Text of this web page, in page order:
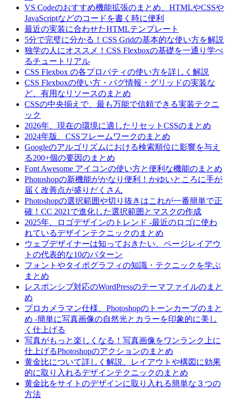
VS Codeのおすすめ機能拡張のまとめ、HTMLやCSSや
JavaScriptなどのコードを書く時に便利
最近の実装に合わせたHTMLテンプレート
5分で完璧に分かる！CSS Gridの基本的な使い方を解説
独学の人にオススメ！CSS Flexboxの基礎を一通り学べ
るチュートリアル
CSS Flexbox の各プロパティの使い方を詳しく解説
CSS Flexboxの使い方・バグ情報・グリッドの実装な
ど、有用なリソースのまとめ
CSSの中央揃えで、最も万能で信頼できる実装テクニ
ック
2026年、現在の環境に適したリセットCSSのまとめ
2024年版、CSSフレームワークのまとめ
Googleのアルゴリズムにおける検索順位に影響を与え
る200+個の要因のまとめ
Font Awesome アイコンの使い方と便利な機能のまとめ
Photoshopの新機能がかなり便利！かゆいところに手が
届く改善点が盛りだくさん
Photoshopの選択範囲や切り抜きはこれが一番簡単で正
確！CC 2021で進化した選択範囲とマスクの作成
2025年、ロゴデザインのトレンド -最近のロゴに使わ
れているデザインテクニックのまとめ
ウェブデザイナーは知っておきたい、ページレイアウ
トの代表的な10のパターン
フォントやタイポグラフィの知識・テクニックを学ぶ
まとめ
レスポンシブ対応のWordPressのテーマファイルのまと
め
プロカメラマン仕様、Photoshopのトーンカーブのまと
め -簡単に写真画像の自然光とカラーを印象的に美し
く仕上げる
写真がもっと楽しくなる！写真画像をワンランク上に
仕上げるPhotoshopのアクションのまとめ
黄金比について詳しく解説、レイアウトや構図に効果
的に取り入れるデザインテクニックのまとめ
黄金比をサイトのデザインに取り入れる簡単な３つの
方法